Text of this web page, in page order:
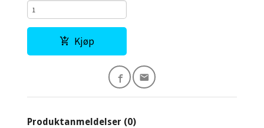
Kjøp
Produktanmeldelser (0)